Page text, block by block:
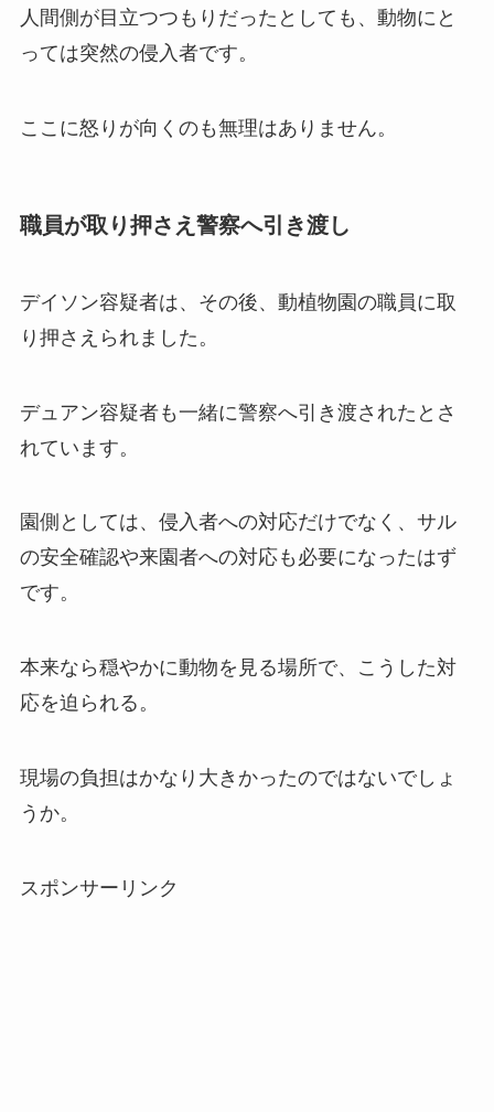
人間側が目立つつもりだったとしても、動物にと
っては突然の侵入者です。
ここに怒りが向くのも無理はありません。
職員が取り押さえ警察へ引き渡し
デイソン容疑者は、その後、動植物園の職員に取
り押さえられました。
デュアン容疑者も一緒に警察へ引き渡されたとさ
れています。
園側としては、侵入者への対応だけでなく、サル
の安全確認や来園者への対応も必要になったはず
です。
本来なら穏やかに動物を見る場所で、こうした対
応を迫られる。
現場の負担はかなり大きかったのではないでしょ
うか。
スポンサーリンク